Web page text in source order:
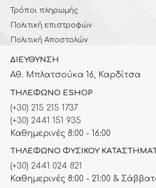
Τρόποι πληρωμής
Πολιτική επιστροφών
Πολιτική Αποστολών
ΔΙΕΎΘΥΝΣΗ
Αθ. Μπλατσούκα 16, Καρδίτσα
ΤΗΛΈΦΩΝΟ ESHOP
(+30) 215 215 1737
(+30) 2441 151 935
Καθημερινές 8:00 - 16:00
ΤΗΛΈΦΩΝΟ ΦΥΣΙΚΟΎ
(+30) 2441 024 821
Καθημερινές 8:00 - 21:00 &